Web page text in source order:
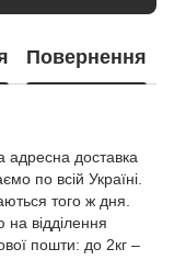
Повернення
адресна доставка
по всій Україні.
того ж дня.
відділення
пошти: до 2кг –